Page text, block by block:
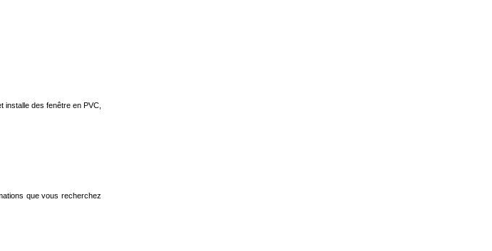
installe des fenêtre en PVC,
que vous recherchez